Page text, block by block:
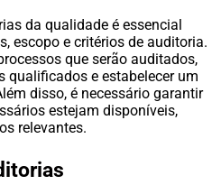
da qualidade é essencial
escopo e critérios de auditoria.
que serão auditados,
qualificados e estabelecer um
disso, é necessário garantir
estejam disponíveis,
relevantes.